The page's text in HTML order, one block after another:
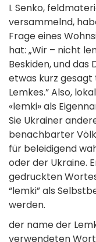
I. Senko,
versammelnd,
Frage eines
hat: „Wir – nicht
Beskiden, und das
etwas kurz gesagt
Lemkes.” Also,
«lemki» als
Sie Ukrainer
benachbarter
für beleidigend
oder der Ukraine.
gedruckten
“lemki” als
werden.
der name der
verwendeten Wort